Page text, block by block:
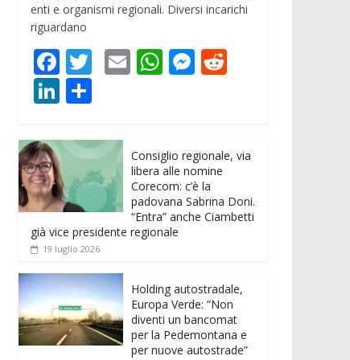
enti e organismi regionali. Diversi incarichi
riguardano
F
ac
e
b
o
o
k
T
er
E W
A
p
p
M
n
g
er
t
Li
k
e
dI
n
n
di
vi
di
Consiglio regionale, via
libera alle nomine
Corecom: c’è la
padovana Sabrina Doni.
“Entra” anche Ciambetti
già vice presidente regionale
19 luglio 2026
Holding autostradale,
Europa Verde: “Non
diventi un bancomat
per la Pedemontana e
per nuove autostrade”